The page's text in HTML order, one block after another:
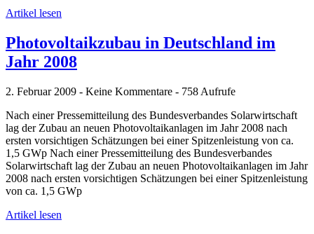
Artikel lesen
Photovoltaikzubau in Deutschland im
Jahr 2008
2. Februar 2009 - Keine Kommentare - 758 Aufrufe
Nach einer Pressemitteilung des Bundesverbandes Solarwirtschaft
lag der Zubau an neuen Photovoltaikanlagen im Jahr 2008 nach
ersten vorsichtigen Schätzungen bei einer Spitzenleistung von ca.
1,5 GWp Nach einer Pressemitteilung des Bundesverbandes
Solarwirtschaft lag der Zubau an neuen Photovoltaikanlagen im Jahr
2008 nach ersten vorsichtigen Schätzungen bei einer Spitzenleistung
von ca. 1,5 GWp
Artikel lesen